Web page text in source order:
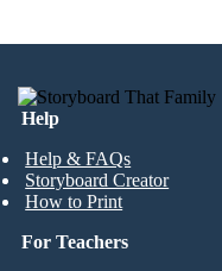
Help
Help & FAQs
Storyboard Creator
How to Print
For Teachers